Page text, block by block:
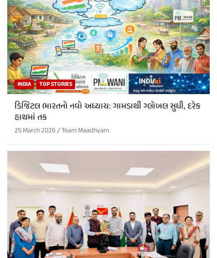
INDIA TOP STORIES
ડિજિટલ ભારતનો નવો અધ્યાય: ગામડાથી ગ્લોબલ સુધી, દરેક
હાથમાં તક
25 March 2026 Team Maadhyam